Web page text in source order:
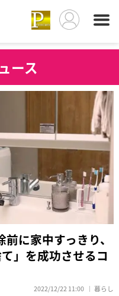
ース
に家中すっきり、
」を成功させるコ
2022/12/22 11:00 暮らし